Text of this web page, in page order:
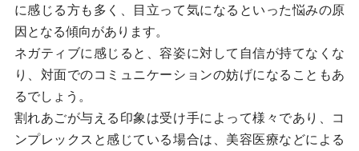
に感じる方も多く、目立って気になるといった悩みの原
因となる傾向があります。
ネガティブに感じると、容姿に対して自信が持てなくな
り、対面でのコミュニケーションの妨げになることもあ
るでしょう。
割れあごが与える印象は受け手によって様々であり、コ
ンプレックスと感じている場合は、美容医療などによる